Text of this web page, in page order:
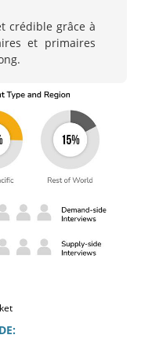
crédible grâce à
et primaires